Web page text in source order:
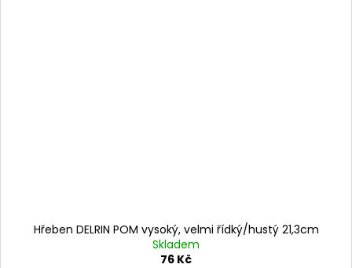
Hřeben DELRIN POM vysoký, velmi řídký/hustý 21,3cm
Skladem
76 Kč